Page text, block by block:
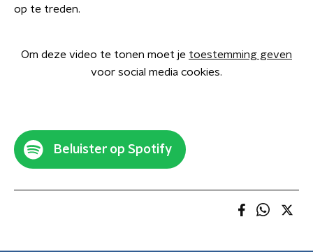
op te treden.
Om deze video te tonen moet je toestemming geven
voor social media cookies.
Beluister op Spotify